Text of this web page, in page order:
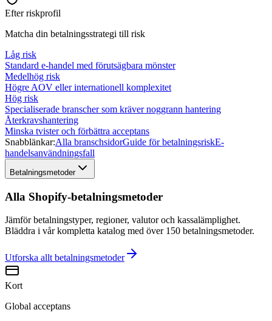
Efter riskprofil
Matcha din betalningsstrategi till risk
Låg risk
Standard e-handel med förutsägbara mönster
Medelhög risk
Högre AOV eller internationell komplexitet
Hög risk
Specialiserade branscher som kräver noggrann hantering
Återkravshantering
Minska tvister och förbättra acceptans
Snabblänkar:Alla branschsidorGuide för betalningsriskE-
handelsanvändningsfall
Betalningsmetoder
Alla Shopify-betalningsmetoder
Jämför betalningstyper, regioner, valutor och kassalämplighet.
Bläddra i vår kompletta katalog med över 150 betalningsmetoder.
Utforska allt betalningsmetoder
Kort
Global acceptans